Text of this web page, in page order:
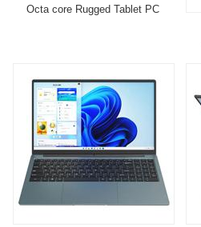
Octa core Rugged Tablet PC